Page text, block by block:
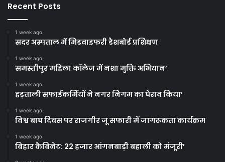
Recent Posts
1 week ago
सदर अस्पताल में मिडवाइफरी डैशबोर्ड प्रशिक्षण
1 week ago
समस्तीपुर महिला कॉलेज में नशा मुक्ति अभियान’
1 week ago
हड़ताली सफाईकर्मियों ने नगर निगम का घेराव किया’
1 week ago
विश्व बाघ दिवस पर राजगीर जू सफारी में जागरूकता कार्यक्रम
1 week ago
बिहार कैबिनेट: 22 हजार आंगनबाड़ी बहाली को मंजूरी’